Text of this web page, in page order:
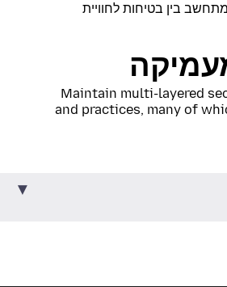
בין בטיחות לחוויית
Maintain multi-layered
and practices, many of